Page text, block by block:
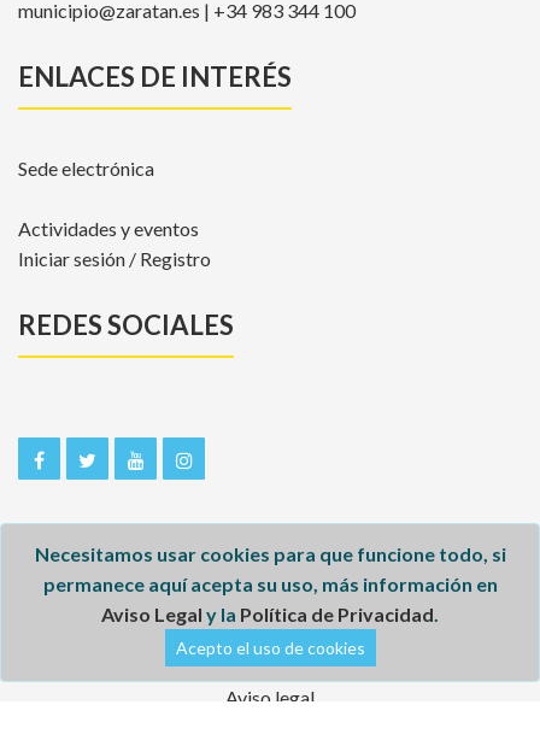
municipio@zaratan.es | +34 983 344 100
ENLACES DE INTERÉS
Sede electrónica
Actividades y eventos
Iniciar sesión / Registro
REDES SOCIALES
Inicio
Aviso legal
Necesitamos usar cookies para que funcione todo, si
permanece aquí acepta su uso, más información en
Aviso Legal y la Política de Privacidad.
Acepto el uso de cookies